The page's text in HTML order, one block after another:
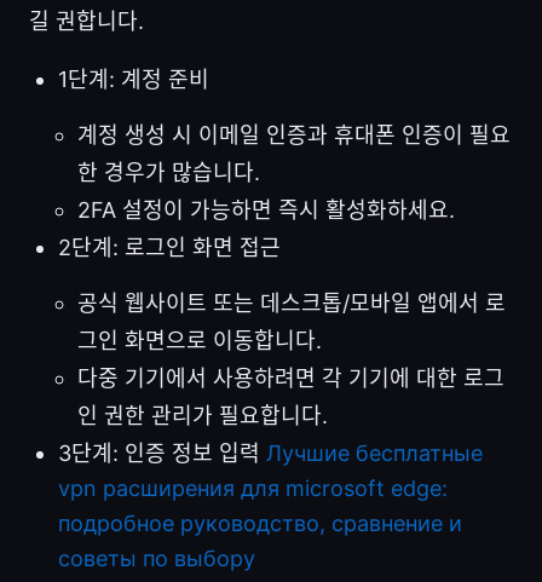
길 권합니다.
1단계: 계정 준비
계정 생성 시 이메일 인증과 휴대폰 인증이 필요
한 경우가 많습니다.
2FA 설정이 가능하면 즉시 활성화하세요.
2단계: 로그인 화면 접근
공식 웹사이트 또는 데스크톱/모바일 앱에서 로
그인 화면으로 이동합니다.
다중 기기에서 사용하려면 각 기기에 대한 로그
인 권한 관리가 필요합니다.
3단계: 인증 정보 입력 Лучшие бесплатные
vpn расширения для microsoft edge:
подробное руководство, сравнение и
советы по выбору